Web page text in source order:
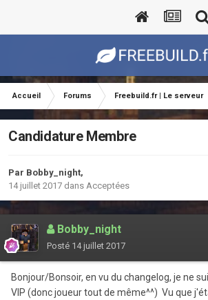
Accueil Forums Freebuild.fr | Le serveur
Candidature Membre
Par Bobby_night,
14 juillet 2017 dans Acceptées
Bobby_night
Posté 14 juillet 2017
Bonjour/Bonsoir, en vu du changelog, je ne
VIP (donc joueur tout de même^^) Vu que